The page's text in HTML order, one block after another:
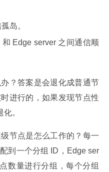
岛。
Edge server 之间通信顺
？答案是会退化成普通节
进行的，如果发现节点性
。
节点是怎么工作的？每一
到一个分组 ID，Edge ser
数量进行分组，每个分组